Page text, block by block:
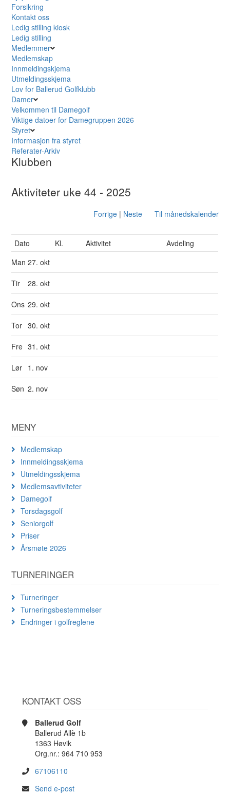
Forsikring
Kontakt oss
Ledig stilling kiosk
Ledig stilling
Medlemmer
Medlemskap
Innmeldingskjema
Utmeldingsskjema
Lov for Ballerud Golfklubb
Damer
Velkommen til Damegolf
Viktige datoer for Damegruppen 2026
Styret
Informasjon fra styret
Referater-Arkiv
Klubben
Aktiviteter uke 44 - 2025
Forrige| Neste Til månedskalender
Dato Kl. Aktivitet
Avdeling
Man27. okt
Tir 28. okt
Ons 29. okt
Tor 30. okt
Fre 31. okt
Lør 1. nov
Søn 2. nov
MENY
Medlemskap
Innmeldingsskjema
Utmeldingsskjema
Medlemsavtiviteter
Damegolf
Torsdagsgolf
Seniorgolf
Priser
Årsmøte 2026
TURNERINGER
Turneringer
Turneringsbestemmelser
Endringer i golfreglene
KONTAKT OSS
Ballerud Golf
Ballerud Allè 1b
1363 Høvik
Org.nr.: 964 710 953
67106110
Send e-post